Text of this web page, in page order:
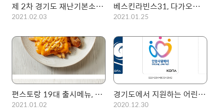
제 2차 경기도 재난기본소득 신청후기 및 카드사별 혜택정리 + 주요 Q&A (유아 신청포함)
2021.02.03
베스킨라빈스31, 다가오는 2월 이달의 맛 미리보기! 아이스 밀카 초콜릿
2021.01.25
편스토랑 19대 출시메뉴, 류수영님의 치치닭(핫치닭)이 우승!
2021.01.02
경기도에서 지원하는 어린이 무료 과일 공급이벤트! 내일까지 연장 신청받습니다.
2020.12.30